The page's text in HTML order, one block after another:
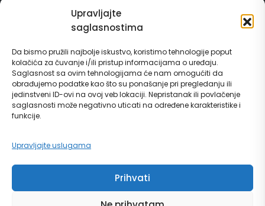
Upravljajte
saglasnostima
Da bismo pružili najbolje iskustvo, koristimo tehnologije poput
kolačića za čuvanje i/ili pristup informacijama o uređaju.
Saglasnost sa ovim tehnologijama će nam omogućiti da
obrađujemo podatke kao što su ponašanje pri pregledanju ili
jedinstveni ID-ovi na ovoj veb lokaciji. Nepristanak ili povlačenje
saglasnosti može negativno uticati na određene karakteristike i
funkcije.
Upravljajte uslugama
Prihvati